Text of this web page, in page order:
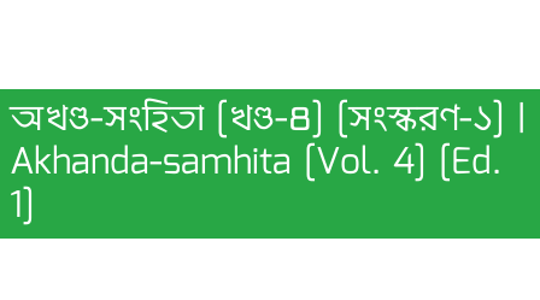
অখণ্ড-সংহিতা [খণ্ড-৪] [সংস্করণ-১] |
Akhanda-samhita [Vol. 4] [Ed.
1]